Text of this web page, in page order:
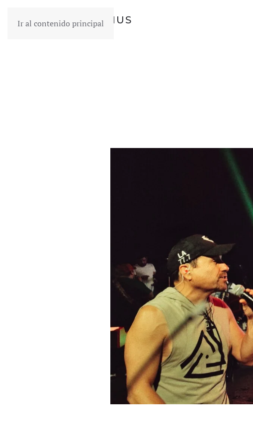
Ir al contenido principal
GABRIEL LEMUS